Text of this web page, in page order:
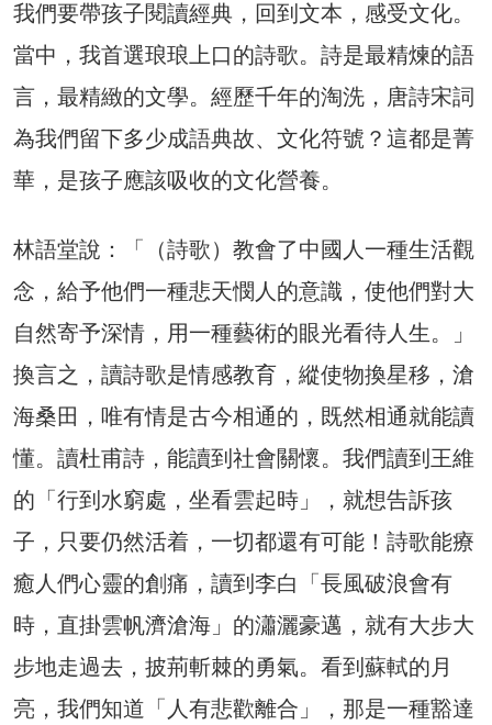
我們要帶孩子閱讀經典，回到文本，感受文化。
當中，我首選琅琅上口的詩歌。詩是最精煉的語
言，最精緻的文學。經歷千年的淘洗，唐詩宋詞
為我們留下多少成語典故、文化符號？這都是菁
華，是孩子應該吸收的文化營養。
林語堂說：「（詩歌）教會了中國人一種生活觀
念，給予他們一種悲天憫人的意識，使他們對大
自然寄予深情，用一種藝術的眼光看待人生。」
換言之，讀詩歌是情感教育，縱使物換星移，滄
海桑田，唯有情是古今相通的，既然相通就能讀
懂。讀杜甫詩，能讀到社會關懷。我們讀到王維
的「行到水窮處，坐看雲起時」，就想告訴孩
子，只要仍然活着，一切都還有可能！詩歌能療
癒人們心靈的創痛，讀到李白「長風破浪會有
時，直掛雲帆濟滄海」的瀟灑豪邁，就有大步大
步地走過去，披荊斬棘的勇氣。看到蘇軾的月
亮，我們知道「人有悲歡離合」，那是一種豁達